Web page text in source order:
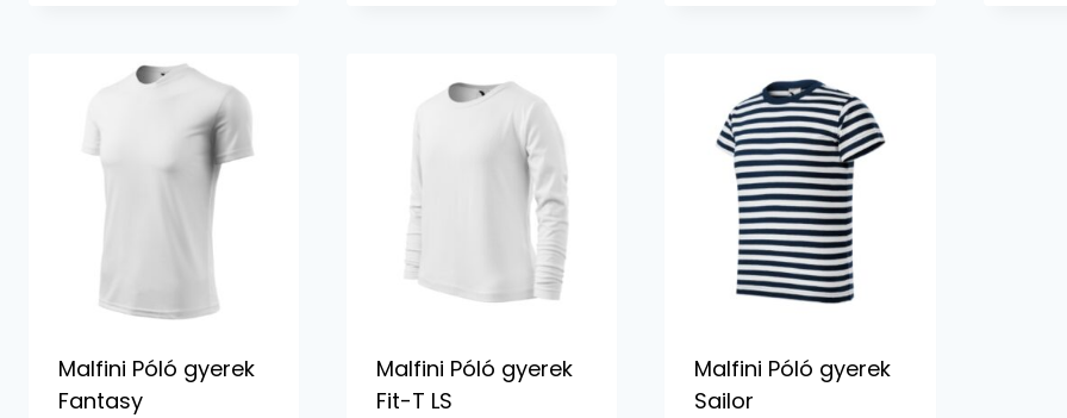
Malfini Póló gyerek
Fantasy
Malfini Póló gyerek
Fit-T LS
Malfini Póló gyerek
Sailor